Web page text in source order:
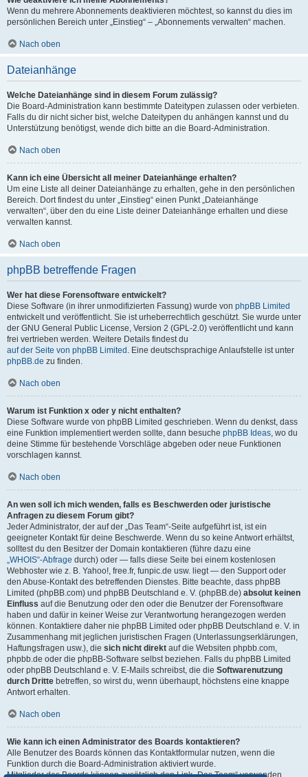
Wenn du mehrere Abonnements deaktivieren möchtest, so kannst du dies im
persönlichen Bereich unter „Einstieg“ – „Abonnements verwalten“ machen.
Nach oben
Dateianhänge
Welche Dateianhänge sind in diesem Forum zulässig?
Die Board-Administration kann bestimmte Dateitypen zulassen oder verbieten.
Falls du dir nicht sicher bist, welche Dateitypen du anhängen kannst und du
Unterstützung benötigst, wende dich bitte an die Board-Administration.
Nach oben
Kann ich eine Übersicht all meiner Dateianhänge erhalten?
Um eine Liste all deiner Dateianhänge zu erhalten, gehe in den persönlichen
Bereich. Dort findest du unter „Einstieg“ einen Punkt „Dateianhänge
verwalten“, über den du eine Liste deiner Dateianhänge erhalten und diese
verwalten kannst.
Nach oben
phpBB betreffende Fragen
Wer hat diese Forensoftware entwickelt?
Diese Software (in ihrer unmodifizierten Fassung) wurde von phpBB Limited
entwickelt und veröffentlicht. Sie ist urheberrechtlich geschützt. Sie wurde unter
der GNU General Public License, Version 2 (GPL-2.0) veröffentlicht und kann
frei vertrieben werden. Weitere Details findest du
auf der Seite von phpBB Limited . Eine deutschsprachige Anlaufstelle ist unter
phpBB.de zu finden.
Nach oben
Warum ist Funktion x oder y nicht enthalten?
Diese Software wurde von phpBB Limited geschrieben. Wenn du denkst, dass
eine Funktion implementiert werden sollte, dann besuche phpBB Ideas, wo du
deine Stimme für bestehende Vorschläge abgeben oder neue Funktionen
vorschlagen kannst.
Nach oben
An wen soll ich mich wenden, falls es Beschwerden oder juristische
Anfragen zu diesem Forum gibt?
Jeder Administrator, der auf der „Das Team“-Seite aufgeführt ist, ist ein
geeigneter Kontakt für deine Beschwerde. Wenn du so keine Antwort erhältst,
solltest du den Besitzer der Domain kontaktieren (führe dazu eine
„WHOIS“-Abfrage durch) oder — falls diese Seite bei einem kostenlosen
Webhoster wie z. B. Yahoo!, free.fr, funpic.de usw. liegt — den Support oder
den Abuse-Kontakt des betreffenden Dienstes. Bitte beachte, dass phpBB
Limited (phpBB.com) und phpBB Deutschland e. V. (phpBB.de) absolut keinen
Einfluss auf die Benutzung oder den oder die Benutzer der Forensoftware
haben und dafür in keiner Weise zur Verantwortung herangezogen werden
können. Kontaktiere daher nie phpBB Limited oder phpBB Deutschland e. V. in
Zusammenhang mit jeglichen juristischen Fragen (Unterlassungserklärungen,
Haftungsfragen usw.), die sich nicht direkt auf die Websiten phpbb.com,
phpbb.de oder die phpBB-Software selbst beziehen. Falls du phpBB Limited
oder phpBB Deutschland e. V. E-Mails schreibst, die die Softwarenutzung
durch Dritte betreffen, so wirst du, wenn überhaupt, höchstens eine knappe
Antwort erhalten.
Nach oben
Wie kann ich einen Administrator des Boards kontaktieren?
Alle Benutzer des Boards können das Kontaktformular nutzen, wenn die
Funktion durch die Board-Administration aktiviert wurde.
Mitglieder des Boards können zusätzlich den Link „Das Team“ verwenden.